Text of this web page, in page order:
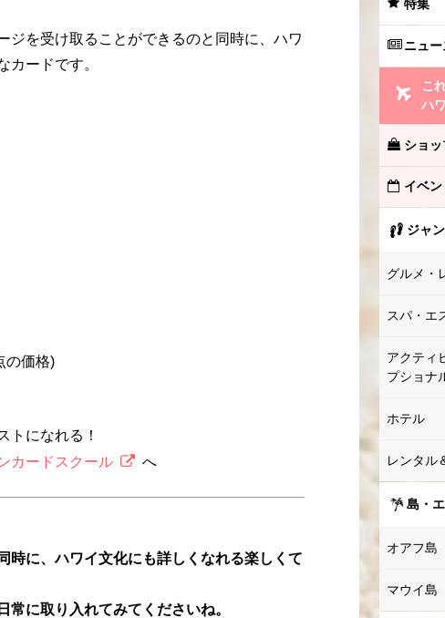
ジを受け取ることができるのと同時に、ハワ
カードです。
の価格)
トになれる！
カードスクール へ
時に、ハワイ文化にも詳しくなれる楽しくて
に取り入れてみてくださいね。
特集
ニュー
こ
ハ
ショッ
イベン
ジャ
グルメ・
スパ・エ
アクティ
プショナ
ホテル
レンタル
島・
オアフ島
マウイ島